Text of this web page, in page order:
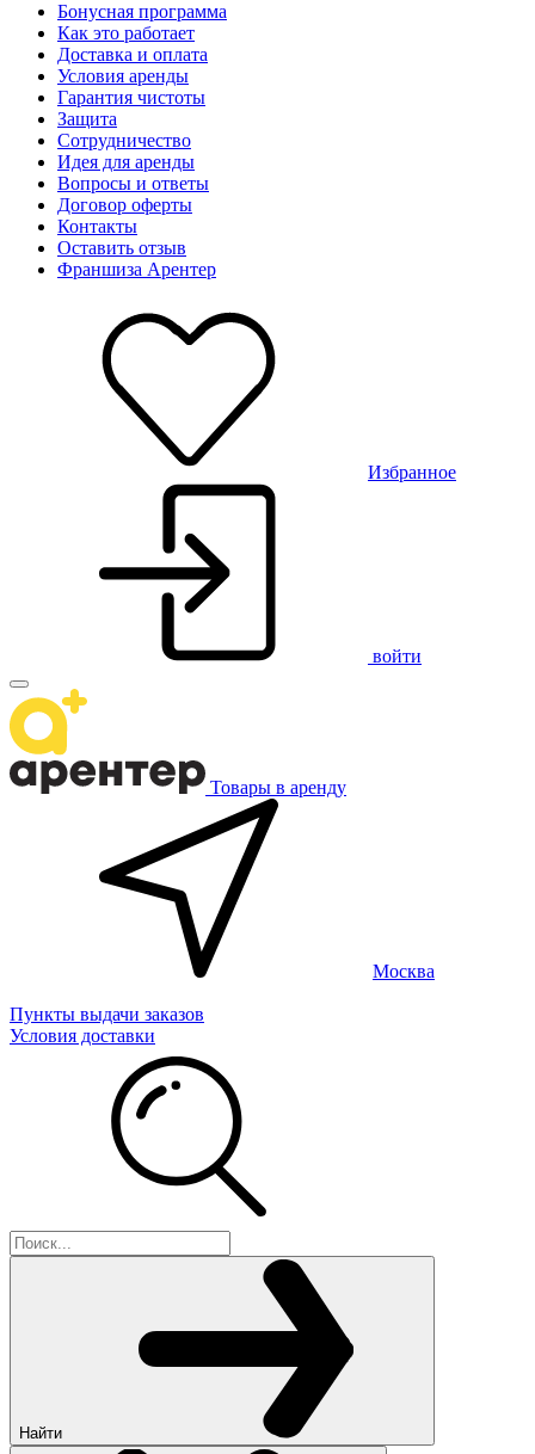
Бонусная программа
Как это работает
Доставка и оплата
Условия аренды
Гарантия чистоты
Защита
Сотрудничество
Идея для аренды
Вопросы и ответы
Договор оферты
Контакты
Оставить отзыв
Франшиза Арентер
Избранное
войти
Товары в аренду
Москва
Пункты выдачи заказов
Условия доставки
Найти